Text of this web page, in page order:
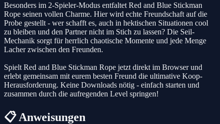
Besonders im 2-Spieler-Modus entfaltet Red and Blue Stickman
Rope seinen vollen Charme. Hier wird echte Freundschaft auf die
Probe gestellt - wer schafft es, auch in hektischen Situationen cool
zu bleiben und den Partner nicht im Stich zu lassen? Die Seil-
Mechanik sorgt für herrlich chaotische Momente und jede Menge
Lacher zwischen den Freunden.
Spielt Red and Blue Stickman Rope jetzt direkt im Browser und
erlebt gemeinsam mit eurem besten Freund die ultimative Koop-
Herausforderung. Keine Downloads nötig - einfach starten und
zusammen durch die aufregenden Level springen!
📋 Anweisungen